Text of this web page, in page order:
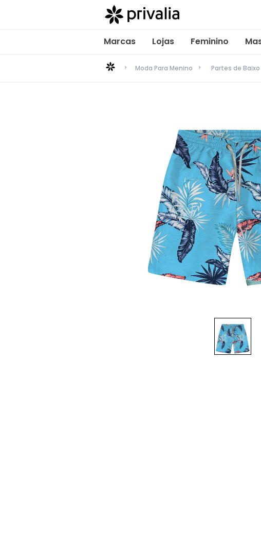
Marcas Lojas Feminino
Moda Para Menino Partes de Baixo